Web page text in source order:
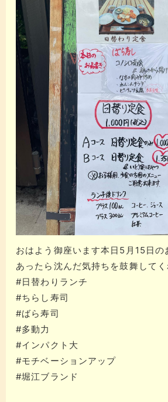
おはよう御座います本日5月15日の
あったら沈んだ気持ちを鼓舞して
#日替わりランチ
#ちらし寿司
#ばら寿司
#多動力
#インパクト大
#モチベーションアップ
#堀江ブランド